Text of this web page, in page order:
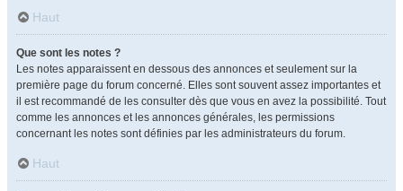
Haut
Que sont les notes ?
Les notes apparaissent en dessous des annonces et seulement sur la
première page du forum concerné. Elles sont souvent assez importantes et
il est recommandé de les consulter dès que vous en avez la possibilité. Tout
comme les annonces et les annonces générales, les permissions
concernant les notes sont définies par les administrateurs du forum.
Haut